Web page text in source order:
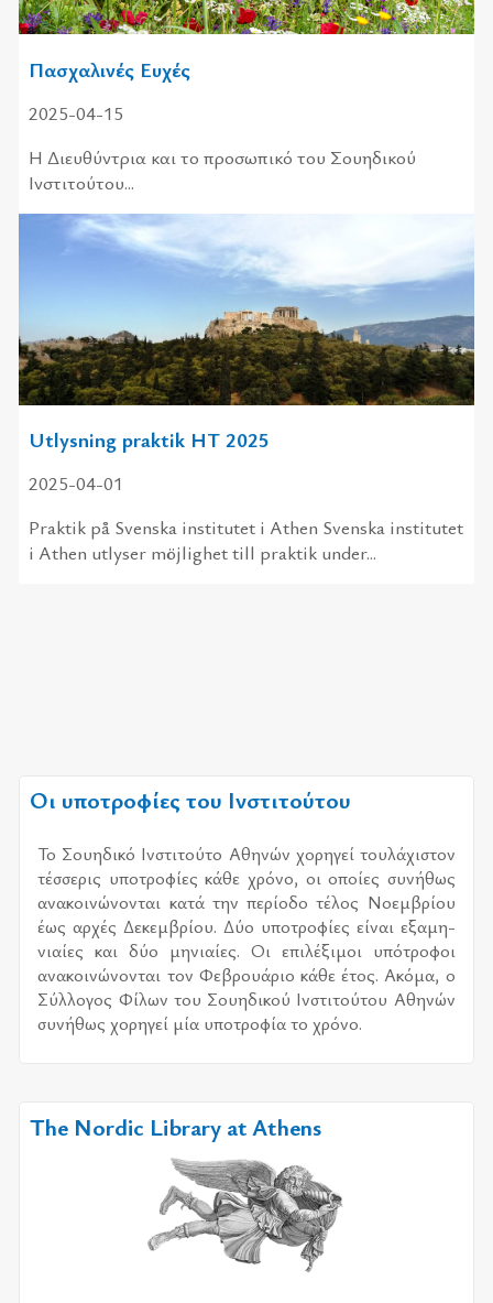
Πασχαλινές Ευχές
2025-04-15
Η Διευθύντρια και το προσωπικό του Σουηδικού
Ινστιτούτου...
Utlysning praktik HT 2025
2025-04-01
Praktik på Svenska institutet i Athen Svenska institutet
i Athen utlyser möjlighet till praktik under...
Οι υποτροφίες του Ινστιτούτου
Το Σου­η­δι­κό Ινστι­τού­το Αθη­νών χο­ρη­γεί του­λά­χι­στον
τέσ­σε­ρις υπο­τρο­φί­ες κάθε χρό­νο, οι οποί­ες συ­νή­θως
ανα­κοι­νώ­νο­νται κατά την πε­ρί­ο­δο τέ­λος Νοεμ­βρί­ου
έως αρ­χές Δεκεμ­βρί­ου. Δύο υπο­τρο­φί­ες εί­ναι εξα­μη­
νιαί­ες και δύο μη­νιαί­ες. Οι επι­λέ­ξι­μοι υπό­τρο­φοι
ανα­κοι­νώ­νο­νται τον Φεβρουά­ριο κάθε έτος. Ακόμα, ο
Σύλ­λο­γος Φίλων του Σου­η­δι­κού Ινστι­τού­του Αθη­νών
συ­νή­θως χο­ρη­γεί μία υπο­τρο­φία το χρό­νο.
The Nordic Library at Athens